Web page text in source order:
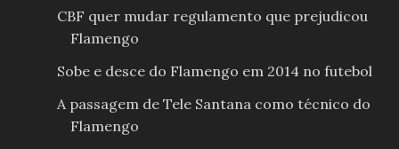
CBF quer mudar regulamento que prejudicou
Flamengo
Sobe e desce do Flamengo em 2014 no futebol
A passagem de Tele Santana como técnico do
Flamengo